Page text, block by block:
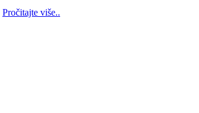
Pročitajte više..